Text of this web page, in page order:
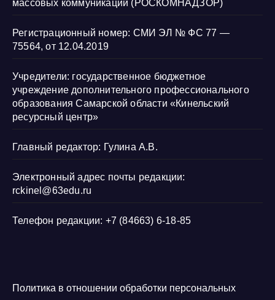
массовых коммуникаций (РОСКОМНАДЗОР)
Регистрационный номер: СМИ ЭЛ № ФС 77 —
75564, от 12.04.2019
Учредители: государственное бюджетное
учреждение дополнительного профессионального
образования Самарской области «Кинельский
ресурсный центр»
Главный редактор: Гулина А.В.
Электронный адрес почты редакции:
rckinel@63edu.ru
Телефон редакции: +7 (84663) 6-18-85
Политика в отношении обработки персональных